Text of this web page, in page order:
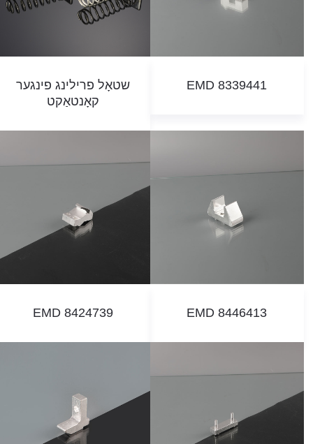
שטאָל פרילינג פינגער
קאָנטאַקט
EMD 8339441
EMD 8424739 EMD 8446413